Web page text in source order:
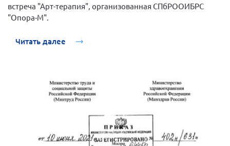
встреча "Арт-терапия", организованная СПбРООИБРС
"Опора-М".
Читать далее